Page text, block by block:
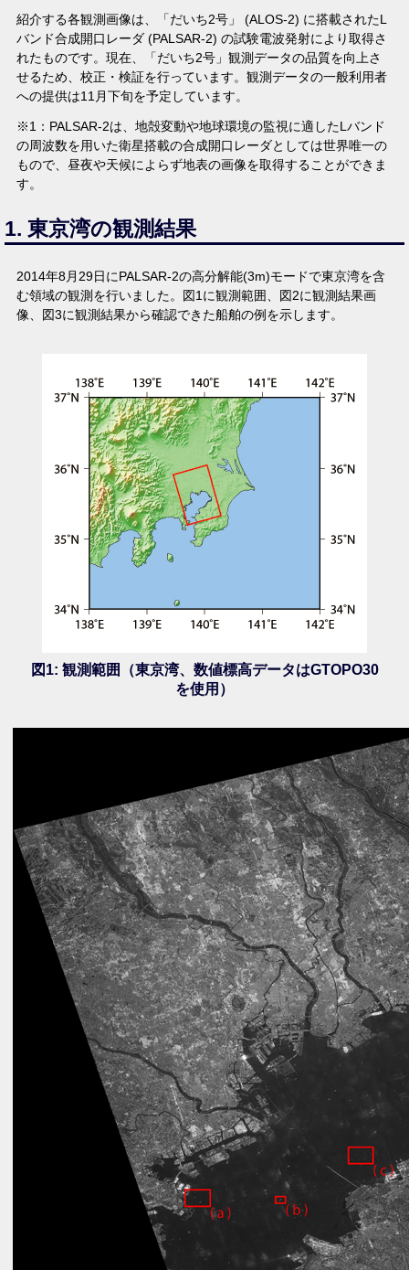
紹介する各観測画像は、「だいち2号」 (ALOS-2) に搭載されたL
バンド合成開口レーダ (PALSAR-2) の試験電波発射により取得さ
れたものです。現在、「だいち2号」観測データの品質を向上さ
せるため、校正・検証を行っています。観測データの一般利用者
への提供は11月下旬を予定しています。
※1：PALSAR-2は、地殻変動や地球環境の監視に適したLバンド
の周波数を用いた衛星搭載の合成開口レーダとしては世界唯一の
もので、昼夜や天候によらず地表の画像を取得することができま
す。
1. 東京湾の観測結果
2014年8月29日にPALSAR-2の高分解能(3m)モードで東京湾を含
む領域の観測を行いました。図1に観測範囲、図2に観測結果画
像、図3に観測結果から確認できた船舶の例を示します。
図1: 観測範囲（東京湾、数値標高データはGTOPO30
を使用）